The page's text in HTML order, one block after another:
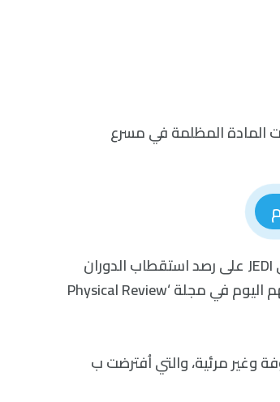
المادة المظلمة في مسرع
يستند الأسلوب المستخدم من قبل الباحثين في التعاون الدولي JEDI على رصد استقطاب الدوران
لشعاع الجسيمات في حلقة تخزين يوليش COSY، ونُشرت نتائجهم اليوم في مجلة ‘Physical Review
وغير مرئية، والتي اُفترضت ب